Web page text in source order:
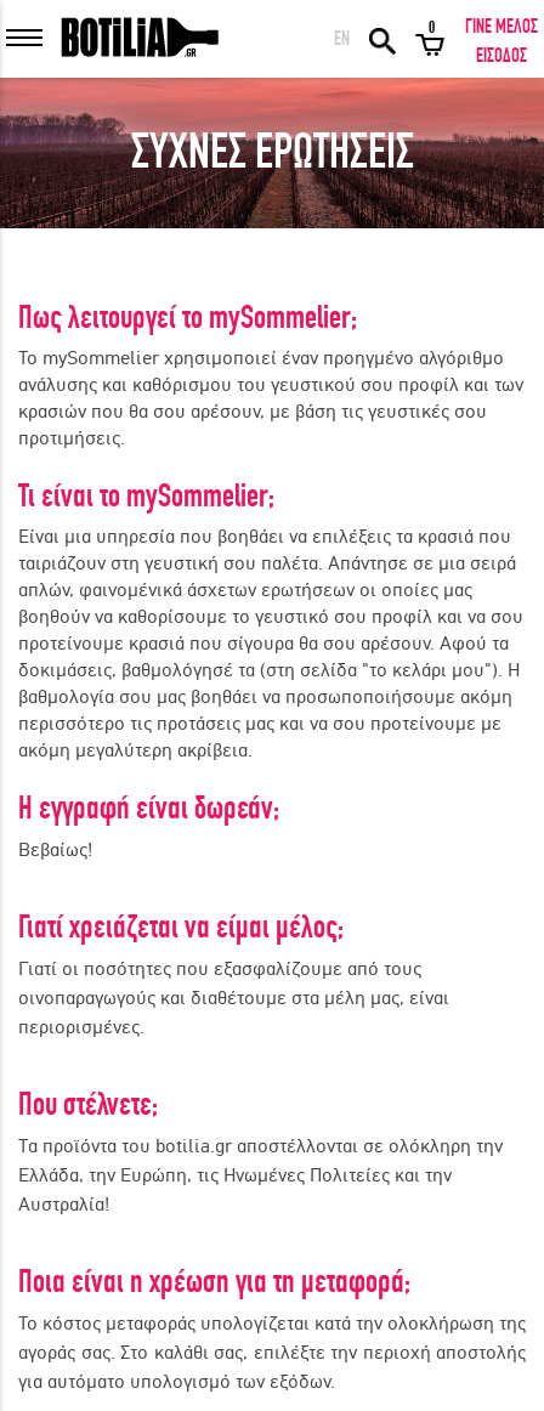
ΕΙΣΟΔΟΣ ΜΕΛΩΝ
Να με θυμάσαι
ΕΙΣΟΔΟΣ ΜΕ FACEBOOK
ΕΚΠΛΗΚΤΙΚΑ ΚΡΑΣΙΑ ΑΠΟ ΟΛΟ ΤΟΝ ΚΟΣΜΟ ΣΤΗΝ ΠΟΡΤΑ ΣΟΥ ΣΕ
ΜΟΝΑΔΙΚΕΣ ΠΡΟΣΦΟΡΕΣ!
ΓΙΝΕ ΜΕΛΟΣ
EN
0
ΓΙΝΕ ΜΕΛΟΣ
ΕΙΣΟΔΟΣ
ΣΥΧΝΕΣ ΕΡΩΤΗΣΕΙΣ
Πως λειτουργεί το mySommelier;
Το mySommelier χρησιμοποιεί έναν προηγμένο αλγόριθμο
ανάλυσης και καθόρισμου του γευστικού σου προφίλ και των
κρασιών που θα σου αρέσουν, με βάση τις γευστικές σου
προτιμήσεις.
Τι είναι το mySommelier;
Είναι μια υπηρεσία που βοηθάει να επιλέξεις τα κρασιά που
ταιριάζουν στη γευστική σου παλέτα. Απάντησε σε μια σειρά
απλών, φαινομένικά άσχετων ερωτήσεων οι οποίες μας
βοηθούν να καθορίσουμε το γευστικό σου προφίλ και να σου
προτείνουμε κρασιά που σίγουρα θα σου αρέσουν. Αφού τα
δοκιμάσεις, βαθμολόγησέ τα (στη σελίδα "το κελάρι μου"). Η
βαθμολογία σου μας βοηθάει να προσωποποιήσουμε ακόμη
περισσότερο τις προτάσεις μας και να σου προτείνουμε με
ακόμη μεγαλύτερη ακρίβεια.
Η εγγραφή είναι δωρεάν;
Βεβαίως!
Γιατί χρειάζεται να είμαι μέλος;
Γιατί οι ποσότητες που εξασφαλίζουμε από τους
οινοπαραγωγούς και διαθέτουμε στα μέλη μας, είναι
περιορισμένες.
Που στέλνετε;
Τα προϊόντα του botilia.gr αποστέλλονται σε ολόκληρη την
Ελλάδα, την Ευρώπη, τις Ηνωμένες Πολιτείες και την
Αυστραλία!
Ποια είναι η χρέωση για τη μεταφορά;
Το κόστος μεταφοράς υπολογίζεται κατά την ολοκλήρωση της
αγοράς σας. Στο καλάθι σας, επιλέξτε την περιοχή αποστολής
για αυτόματο υπολογισμό των εξόδων.